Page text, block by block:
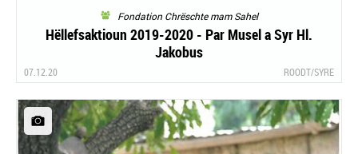
Fondation Chrëschte mam Sahel
Hëllefsaktioun 2019-2020 - Par Musel a Syr Hl.
Jakobus
07.12.20 ROODT/SYRE